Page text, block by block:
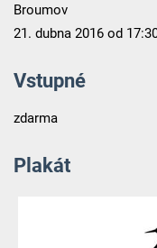
Broumov
21. dubna 2016 od
Vstupné
zdarma
Plakát